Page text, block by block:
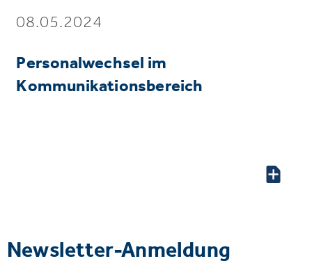
08.05.2024
Personalwechsel im
Kommunikationsbereich
Newsletter-Anmeldung